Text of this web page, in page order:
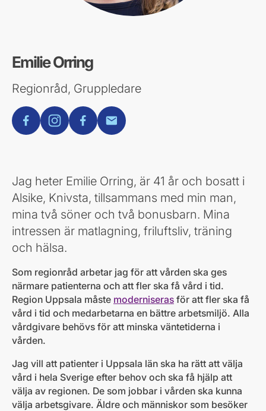
Emilie Orring
Regionråd, Gruppledare
facebookinstagramfacebookE-post
Jag heter Emilie Orring, är 41 år och bosatt i
Alsike, Knivsta, tillsammans med min man,
mina två söner och två bonusbarn. Mina
intressen är matlagning, friluftsliv, träning
och hälsa.
Som regionråd arbetar jag för att vården ska ges
närmare patienterna och att fler ska få vård i tid.
Region Uppsala måste moderniseras för att fler ska få
vård i tid och medarbetarna en bättre arbetsmiljö. Alla
vårdgivare behövs för att minska väntetiderna i
vården.
Jag vill att patienter i Uppsala län ska ha rätt att välja
vård i hela Sverige efter behov och ska få hjälp att
välja av regionen. De som jobbar i vården ska kunna
välja arbetsgivare. Äldre och människor som besöker